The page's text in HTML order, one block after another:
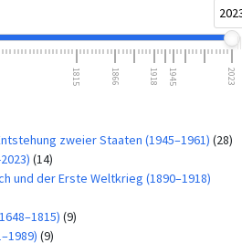
1815 1866 1918 1945 2023
zweier Staaten (1945–1961) (28)
(14)
und der Erste Weltkrieg (1890–1918)
(9)
(9)